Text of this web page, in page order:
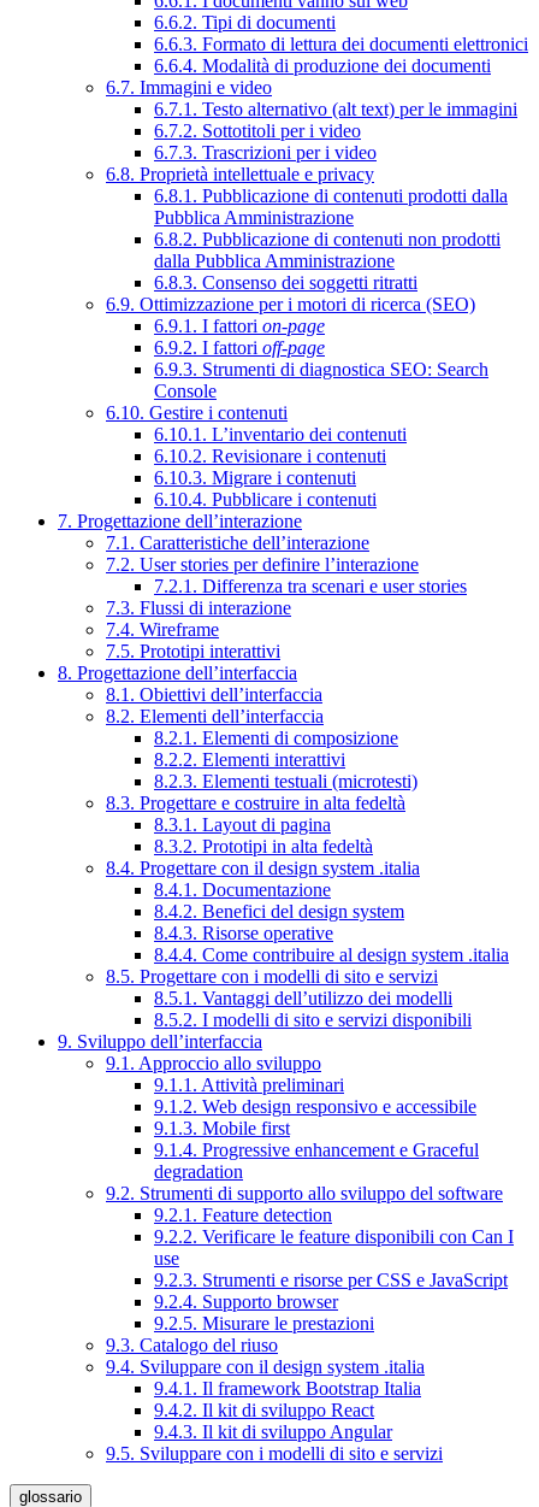
6.6.2. Tipi di documenti
6.6.3. Formato di lettura dei documenti elettronici
6.6.4. Modalità di produzione dei documenti
6.7. Immagini e video
6.7.1. Testo alternativo (alt text) per le immagini
6.7.2. Sottotitoli per i video
6.7.3. Trascrizioni per i video
6.8. Proprietà intellettuale e privacy
6.8.1. Pubblicazione di contenuti prodotti dalla
Pubblica Amministrazione
6.8.2. Pubblicazione di contenuti non prodotti
dalla Pubblica Amministrazione
6.8.3. Consenso dei soggetti ritratti
6.9. Ottimizzazione per i motori di ricerca (SEO)
6.9.1. I fattori on-page
6.9.2. I fattori off-page
6.9.3. Strumenti di diagnostica SEO: Search
Console
6.10. Gestire i contenuti
6.10.1. L’inventario dei contenuti
6.10.2. Revisionare i contenuti
6.10.3. Migrare i contenuti
6.10.4. Pubblicare i contenuti
7. Progettazione dell’interazione
7.1. Caratteristiche dell’interazione
7.2. User stories per definire l’interazione
7.2.1. Differenza tra scenari e user stories
7.3. Flussi di interazione
7.4. Wireframe
7.5. Prototipi interattivi
8. Progettazione dell’interfaccia
8.1. Obiettivi dell’interfaccia
8.2. Elementi dell’interfaccia
8.2.1. Elementi di composizione
8.2.2. Elementi interattivi
8.2.3. Elementi testuali (microtesti)
8.3. Progettare e costruire in alta fedeltà
8.3.1. Layout di pagina
8.3.2. Prototipi in alta fedeltà
8.4. Progettare con il design system .italia
8.4.1. Documentazione
8.4.2. Benefici del design system
8.4.3. Risorse operative
8.4.4. Come contribuire al design system .italia
8.5. Progettare con i modelli di sito e servizi
8.5.1. Vantaggi dell’utilizzo dei modelli
8.5.2. I modelli di sito e servizi disponibili
9. Sviluppo dell’interfaccia
9.1. Approccio allo sviluppo
9.1.1. Attività preliminari
9.1.2. Web design responsivo e accessibile
9.1.3. Mobile first
9.1.4. Progressive enhancement e Graceful
degradation
9.2. Strumenti di supporto allo sviluppo del software
9.2.1. Feature detection
9.2.2. Verificare le feature disponibili con Can I
use
9.2.3. Strumenti e risorse per CSS e JavaScript
9.2.4. Supporto browser
9.2.5. Misurare le prestazioni
9.3. Catalogo del riuso
9.4. Sviluppare con il design system .italia
9.4.1. Il framework Bootstrap Italia
9.4.2. Il kit di sviluppo React
9.4.3. Il kit di sviluppo Angular
9.5. Sviluppare con i modelli di sito e servizi
glossario